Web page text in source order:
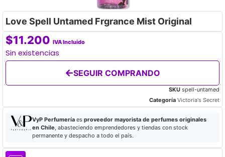
Love Spell Untamed Frgrance Mist Original
$11.200 IVA Incluido
Sin existencias
SEGUIR COMPRANDO
SKU spell-untamed
Categoría Victoria's Secret
VyP Perfumeríaes proveedor mayorista de perfumes originales
en Chile, abasteciendo emprendedores y tiendas con stock
permanente y despacho a todo el país.